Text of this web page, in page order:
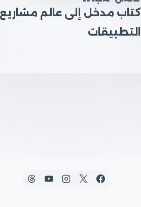
كتاب مدخل إلى عالم مشاريع
التطبيقات